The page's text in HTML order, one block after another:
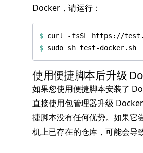
Docker，请运行：
$
$
使用便捷脚本后升级
如果您使用便捷脚本安装了
直接使用包管理器升级
捷脚本没有任何优势。如果它
机上已存在的仓库，可能会导